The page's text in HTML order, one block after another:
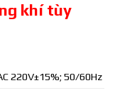
khí tùy
220V±15%; 50/60Hz